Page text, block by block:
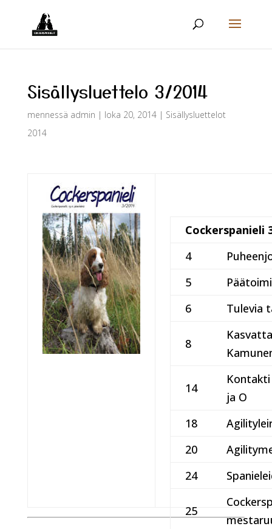
Sisällysluettelo 3/2014
mennessä admin | loka 20, 2014| Sisällysluettelot
2014
Cockerspanieli
4
5
6
Tulevia
8
14
Kontakti
ja O
18
20
24
25